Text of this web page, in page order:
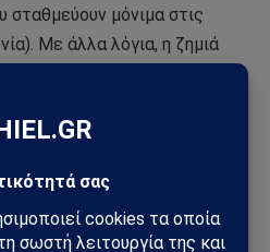
σταθμεύουν μόνιμα στις
Με άλλα λόγια, η ζημιά
δεν θα εμπιστευτεί ποτέ τις
Sahiel.gr σε